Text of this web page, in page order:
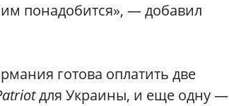
понадобится», — добавил
готова оплатить две
для Украины, и еще одну —